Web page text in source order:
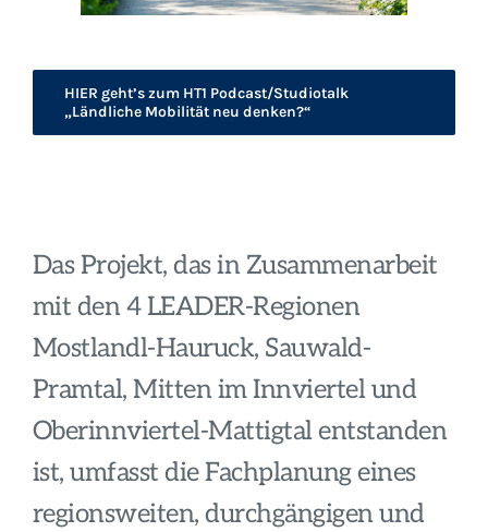
Das Projekt, das in Zusammenarbeit
mit den 4 LEADER-Regionen
Mostlandl-Hauruck, Sauwald-
Pramtal, Mitten im Innviertel und
Oberinnviertel-Mattigtal entstanden
ist, umfasst die Fachplanung eines
regionsweiten, durchgängigen und
HIER geht’s zum HT1 Podcast/Studiotalk
„Ländliche Mobilität neu denken?“